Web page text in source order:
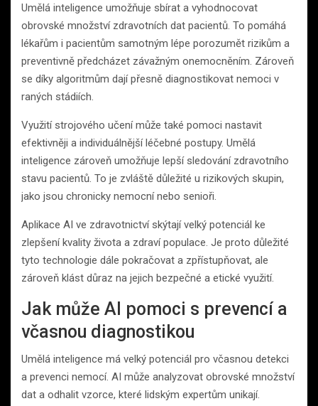
Umělá inteligence umožňuje sbírat a vyhodnocovat
obrovské množství zdravotních dat pacientů. To pomáhá
lékařům i pacientům samotným lépe porozumět rizikům a
preventivně předcházet závažným onemocněním. Zároveň
se díky algoritmům dají přesně diagnostikovat nemoci v
raných stádiích.
Využití strojového učení může také pomoci nastavit
efektivněji a individuálnější léčebné postupy. Umělá
inteligence zároveň umožňuje lepší sledování zdravotního
stavu pacientů. To je zvláště důležité u rizikových skupin,
jako jsou chronicky nemocní nebo senioři.
Aplikace AI ve zdravotnictví skýtají velký potenciál ke
zlepšení kvality života a zdraví populace. Je proto důležité
tyto technologie dále pokračovat a zpřístupňovat, ale
zároveň klást důraz na jejich bezpečné a etické využití.
Jak může AI pomoci s prevencí a
včasnou diagnostikou
Umělá inteligence má velký potenciál pro včasnou detekci
a prevenci nemocí. AI může analyzovat obrovské množství
dat a odhalit vzorce, které lidským expertům unikají.